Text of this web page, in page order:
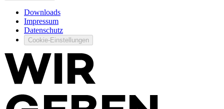
Downloads
Impressum
Datenschutz
Cookie-Einstellungen